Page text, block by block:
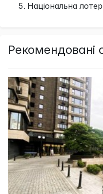
Національна
Рекомендовані